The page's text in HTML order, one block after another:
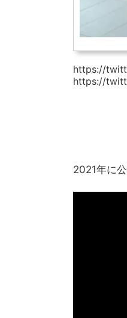
https://
https://
2021年に